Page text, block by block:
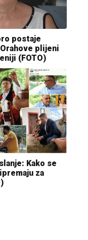
postaje
plijeni
(FOTO)
Kako se
za